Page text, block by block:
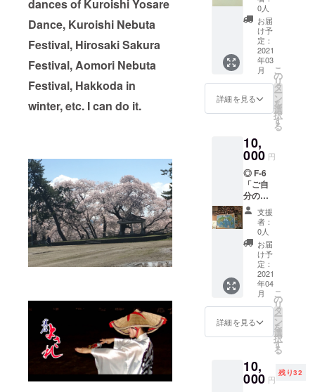
dances of Kuroishi Yosare
Dance, Kuroishi Nebuta
Festival, Hirosaki Sakura
Festival, Aomori Nebuta
Festival, Hakkoda in
winter, etc. I can do it.
味しさ
に心底
驚き、
どうし
てこん
なに甘
くなる
調べた
とこ
で貯蔵
をする
事で、
芋は凍
るまい
とデン
プンを
糖に変
え、細
胞内の
溶液濃
度を高
める事
が分か
りまし
常5度前
後の糖
を超え
るまで
のがこ
の雪室
じゃが
いもで
した。
村の仲
間が自
家用に
雪に埋
せて頂
いた時
の感動
は今も
忘れら
れませ
ん。 余
りの美
味しさ
に心底
驚き、
どうし
てこん
なに甘
くなる
調べた
とこ
で貯蔵
をする
泊チ
ケット
「提
供」し
ます。
一枚
で2名様
迄宿泊
可能で
す。
※期
間
2021/06
/01～
2024/05
/31迄
有効3年
事
前に予
約して
下さ
い。
4
月、5
早めに
お願い
致しま
0人
お届
け予
定：
2021
年03
月
詳細を見る
こ
の
リ
タ
ー
ン
を
選
択
す
る
10,
000 円
◎ F-6
「ご自
分の名
前や、
会社等
をア
ピール
して頂
ける方
は！」
こちら
をご選
択くだ
さい。
支援額
は、
円、
2,0000
円、
支援
者：
0人
お届
け予
定：
2021
年04
月
詳細を見る
こ
の
リ
タ
ー
ン
を
選
択
す
る
10,
000 円
残り32